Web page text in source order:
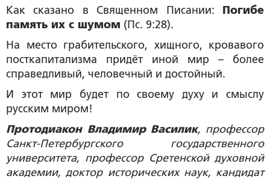
Как сказано в Священном Писании:
Погибе
память их с шумом (Пс. 9:28).
На место грабительского, хищного, кровавого
посткапитализма придёт иной мир – более
справедливый, человечный и достойный.
И этот мир будет по своему духу и смыслу
русским миром!
Протодиакон Владимир Василик, профессор
Санкт-Петербургского государственного
университета, профессор Сретенской духовной
академии, доктор исторических наук, кандидат